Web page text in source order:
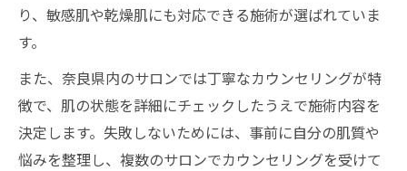
り、敏感肌や乾燥肌にも対応できる施術が選ばれていま
す。
また、奈良県内のサロンでは丁寧なカウンセリングが特
徴で、肌の状態を詳細にチェックしたうえで施術内容を
決定します。失敗しないためには、事前に自分の肌質や
悩みを整理し、複数のサロンでカウンセリングを受けて